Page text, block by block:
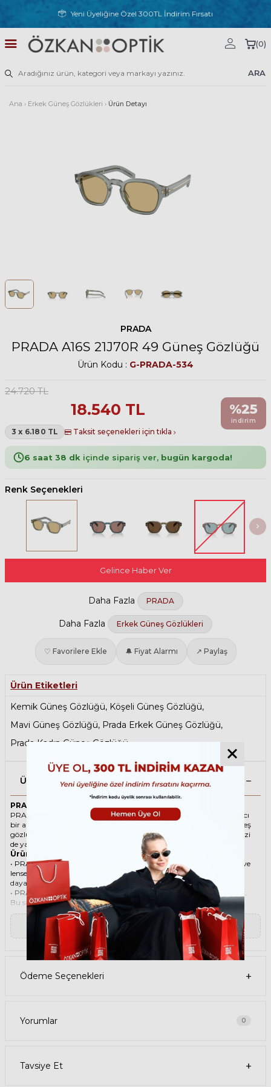
Yeni Üyeliğine Özel 300TL İndirim Fırsatı
ARA
(0)
Ana › Erkek Güneş Gözlükleri › Ürün Detayı
PRADA
PRADA A16S 21J70R 49 Güneş Gözlüğü
Ürün Kodu : G-PRADA-534
24.720TL
18.540 TL
3 x 6.180 TL Taksit seçenekleri için tıkla
%25
indirim
6 saat 38 dk içinde sipariş ver, bugün kargoda!
Renk Seçenekleri
Gelince Haber Ver
Daha Fazla PRADA
Daha Fazla Erkek Güneş Gözlükleri
♡ Favorilere Ekle 🔔 Fiyat Alarmı ↗ Paylaş
Ürün Etiketleri
Kemik Güneş Gözlüğü, Köşeli Güneş Gözlüğü,
Mavi Güneş Gözlüğü, Prada Erkek Güneş Gözlüğü,
Prada Kadın Güneş Gözlüğü
Ürün Açıklaması
PRADA A16S 21J70R 49 Güneş Gözlüğü
PRADA ikonik güneş gözlüğü, tarzı ve kaliteli malzemesi ile göz alıcı
bir aksesuar. Hem erkekler hem de kadınlar için uygun olan bu güneş
gözlüğü, güneşin zararlı ışınlarından korunmanızı sağlarken, stilinizi
de yansıtır.
Ürün Faydaları
• PRADA A16S 21J70R 49 güneş gözlüğü, yüksek kaliteli çerçeveye ve
lense sahiptir. Bu malzemeler, güneş gözlüğünüzün uzun ömürlü,
dayanıklı ve konforlu olmasını sağlar.
• PRADA A16S 21J70R 49 güneş gözlüğü, %100 UV koruması sunar.
Bu sayede, gözlerinizi güneşin zararlı ışınlarından korur ve göz
sağlığınızı korur. Yeşil cam rengi, ışığı dengeli bir şekilde filtreler ve her
ortamda rahat bir görüş sağlar.
Paket İçeriği
• PRADA A16S 21J70R 49 Güneş Gözlüğü
• Gözlük temizleme spreyi
• Gözlük temizleme bezi
Ürün Kullanımı
pedlerini ayarlayın. Güneş gözlüğünüzü çıkardığınızda, kılıfına
giysilerle birlikte kullanabilirsiniz.
▼ Devamını Oku
Ödeme Seçenekleri
Yorumlar 0
Tavsiye Et